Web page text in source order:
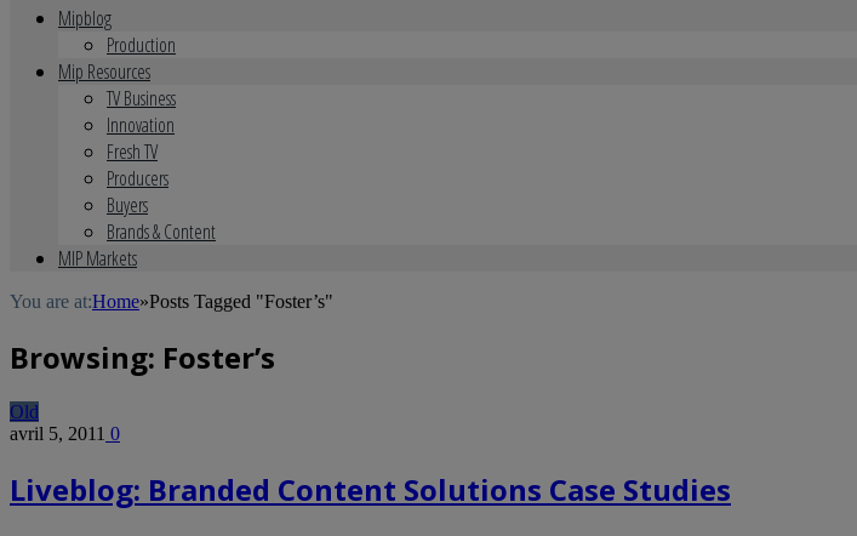
Mipblog
Production
Mip Resources
TV Business
Innovation
Fresh TV
Producers
Buyers
Brands & Content
MIP Markets
You are at:Home»Posts Tagged "Foster’s"
Browsing: Foster’s
Old
avril 5, 2011 0
Liveblog: Branded Content Solutions Case Studies